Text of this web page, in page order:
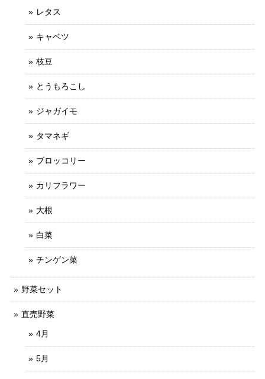
レタス
キャベツ
枝豆
とうもろこし
ジャガイモ
タマネギ
ブロッコリー
カリフラワー
大根
白菜
チンゲン菜
野菜セット
直売野菜
4月
5月